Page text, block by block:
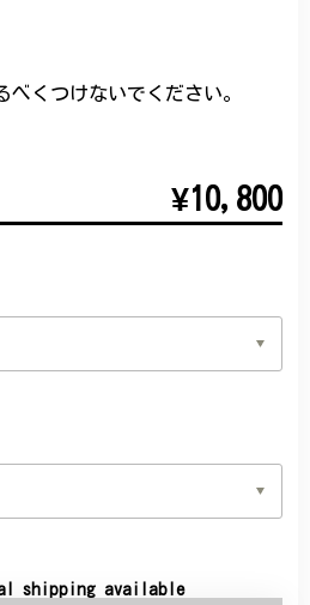
くつけないでください。
¥10,800
shipping available